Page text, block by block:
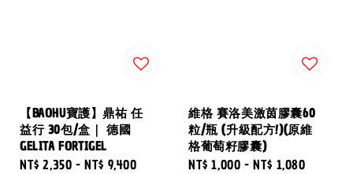
【BAOHU寶護】鼎祐 任
益行 30包/盒｜ 德國
GELITA FORTIGEL
Regular
NT$ 2,350 -NT$ 9,400
維格 賽洛美激茵膠囊60
粒/瓶 (升級配方!)(原維
格葡萄籽膠囊)
Regular
NT$ 1,000 -NT$ 1,080